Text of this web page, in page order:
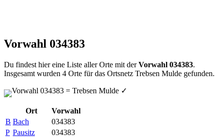
Vorwahl 034383
Du findest hier eine Liste aller Orte mit derVorwahl 034383.
Insgesamt wurden 4 Orte für das Ortsnetz Trebsen Mulde gefunden.
Vorwahl 034383 = Trebsen Mulde ✓
Ort
Vorwahl
B Bach
034383
P Pausitz
034383